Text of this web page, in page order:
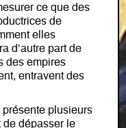
ce que des
de
elles
d’autre part de
des empires
entravent des
présente plusieurs
de dépasser le